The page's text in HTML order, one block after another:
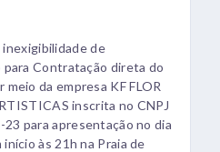
inexigibilidade de
Contratação direta do
da empresa KF FLOR
inscrita no CNPJ
para apresentação no dia
às 21h na Praia de